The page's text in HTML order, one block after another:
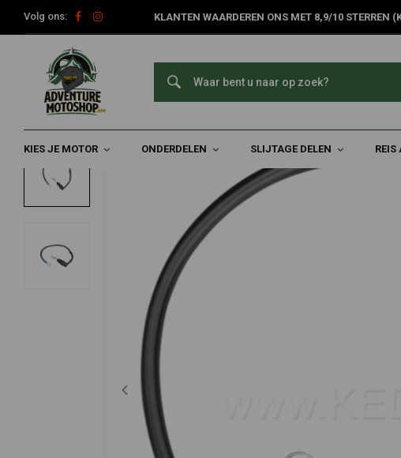
Volg ons: KLANTEN WAARDEREN ONS MET 8,9/10 STERREN
KIES JE MOTOR ONDERDELEN SLIJTAGE DELEN REIS
Home Onderdelen Motorfiets Verlichting Schakelaars
KEDO
Remlichtschakelaar OEM Achter
0/5 (0 reviews)